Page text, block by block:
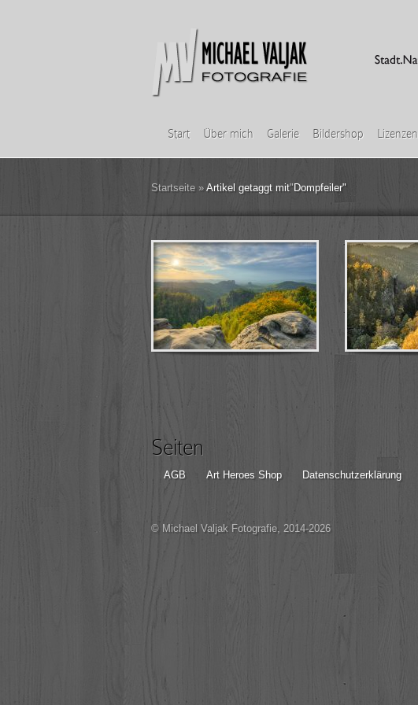
Start Über mich Galerie Bildershop Lizenzen
Startseite » Artikel getaggt mit"Dompfeiler"
Seiten
AGB Art Heroes Shop Datenschutzerklärung
© Michael Valjak Fotografie, 2014-2026